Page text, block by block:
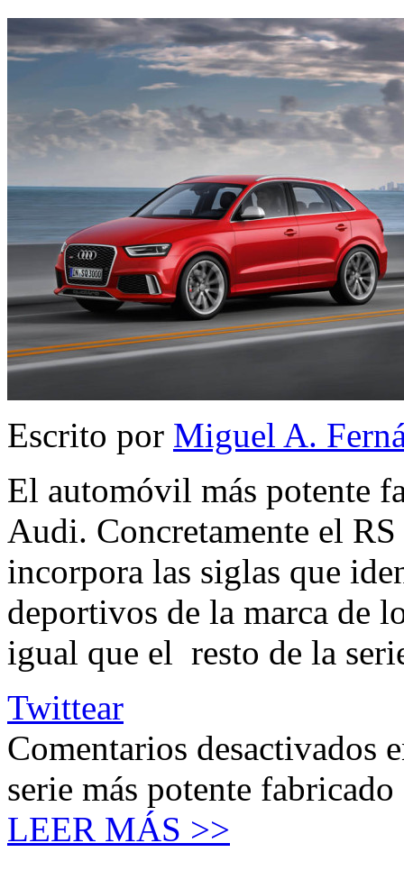
Escrito por Miguel A.
El automóvil más potente
Audi. Concretamente el
incorpora las siglas que
deportivos de la marca de
igual que el resto de la
Twittear
Comentarios desactivados
serie más potente fabricado
LEER MÁS >>